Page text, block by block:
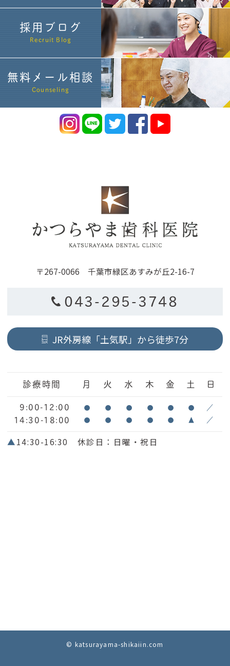
採用ブログ
Recruit Blog
無料メール相談
Counseling
〒267-0066 千葉市緑区あすみが丘2-16-7
043-295-3748
JR外房線「土気駅」から徒歩7分
診療時間 月 火 水 木 金 土 日
9:00-12:00 ● ● ● ● ● ● ／
14:30-18:00 ● ● ● ● ● ▲ ／
▲14:30-16:30 休診日：日曜・祝日
© katsurayama-shikaiin.com